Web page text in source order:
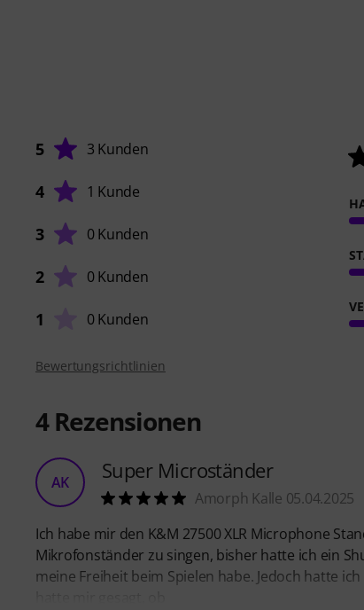
5 3 Kunden
4 1 Kunde
3 0 Kunden
2 0 Kunden
1 0 Kunden
Bewertungsrichtlinien
4Rezensionen
AK Super Microständer
Amorph Kalle 05.04.2025
Ich habe mir den K&M 27500 XLR Microphone
Mikrofonständer zu singen, bisher hatte ich ein
meine Freiheit beim Spielen habe. Jedoch hatte